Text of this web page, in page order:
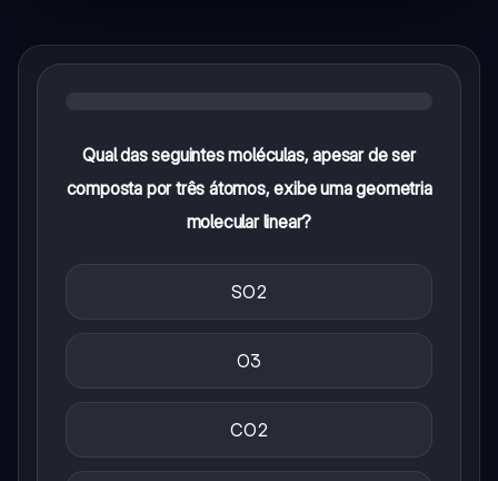
Qual das seguintes moléculas, apesar de ser
composta por três átomos, exibe uma geometria
molecular linear?
SO2
O3
CO2